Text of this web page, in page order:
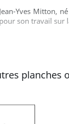
Jean-Yves Mitton,
pour son travail sur
planches